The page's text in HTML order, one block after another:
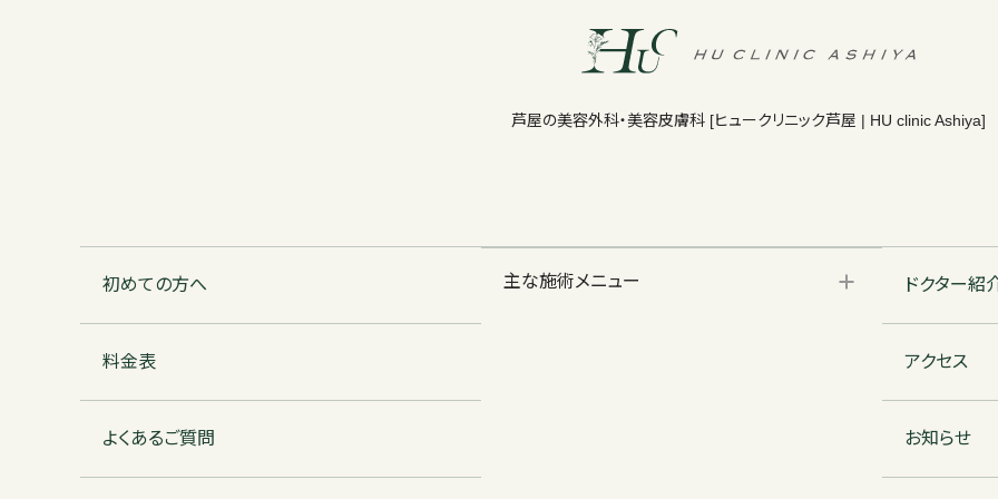
芦屋の美容外科・美容皮膚科 [ヒュークリニック芦屋 | HU clinic Ashiya]
初めての方へ
料金表
よくあるご質問
主な施術メニュー ドクター紹
アクセス
お知らせ